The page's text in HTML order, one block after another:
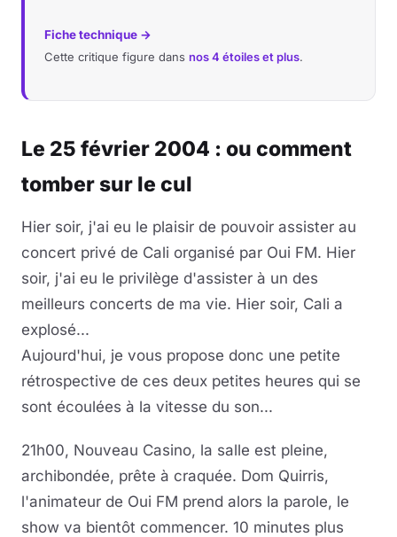
Fiche technique →
Cette critique figure dans nos 4 étoiles et plus.
Le 25 février 2004 : ou comment
tomber sur le cul
Hier soir, j'ai eu le plaisir de pouvoir assister au
concert privé de Cali organisé par Oui FM. Hier
soir, j'ai eu le privilège d'assister à un des
meilleurs concerts de ma vie. Hier soir, Cali a
explosé...
Aujourd'hui, je vous propose donc une petite
rétrospective de ces deux petites heures qui se
sont écoulées à la vitesse du son...
21h00, Nouveau Casino, la salle est pleine,
archibondée, prête à craquée. Dom Quirris,
l'animateur de Oui FM prend alors la parole, le
show va bientôt commencer. 10 minutes plus